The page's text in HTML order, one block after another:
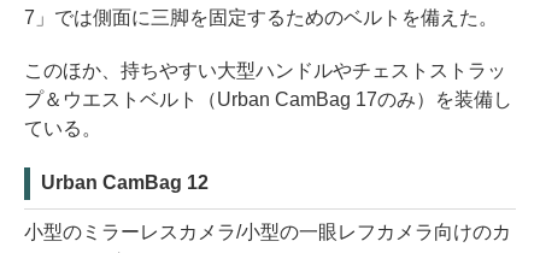
7」では側面に三脚を固定するためのベルトを備えた。
このほか、持ちやすい大型ハンドルやチェストストラッ
プ＆ウエストベルト（Urban CamBag 17のみ）を装備し
ている。
Urban CamBag 12
小型のミラーレスカメラ/小型の一眼レフカメラ向けのカ